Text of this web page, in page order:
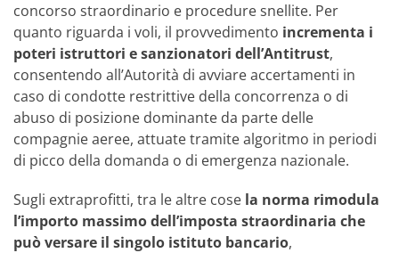
concorso straordinario e procedure snellite. Per
quanto riguarda i voli, il provvedimento incrementa i
poteri istruttori e sanzionatori dell’Antitrust,
consentendo all’Autorità di avviare accertamenti in
caso di condotte restrittive della concorrenza o di
abuso di posizione dominante da parte delle
compagnie aeree, attuate tramite algoritmo in periodi
di picco della domanda o di emergenza nazionale.
Sugli extraprofitti, tra le altre cose la norma rimodula
l’importo massimo dell’imposta straordinaria che
può versare il singolo istituto bancario,